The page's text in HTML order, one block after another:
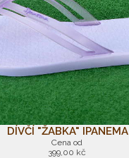
DÍVČÍ "ŽABKA" IPANEMA
Cena od
399,00 kč